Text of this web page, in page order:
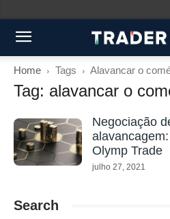
Home Tags Alavancar o
Tag: alavancar o
Negociação
Olymp Trade
julho 27, 2021
Search